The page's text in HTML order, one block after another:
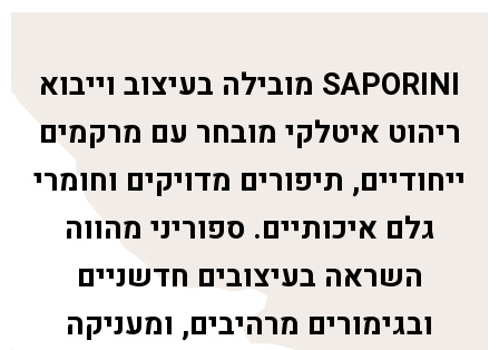
SAPORINI מובילה בעיצוב וייבוא
ריהוט איטלקי מובחר עם מרקמים
ייחודיים, תיפורים מדויקים וחומרי
גלם איכותיים. ספוריני מהווה
השראה בעיצובים חדשניים
ובגימורים מרהיבים, ומעניקה